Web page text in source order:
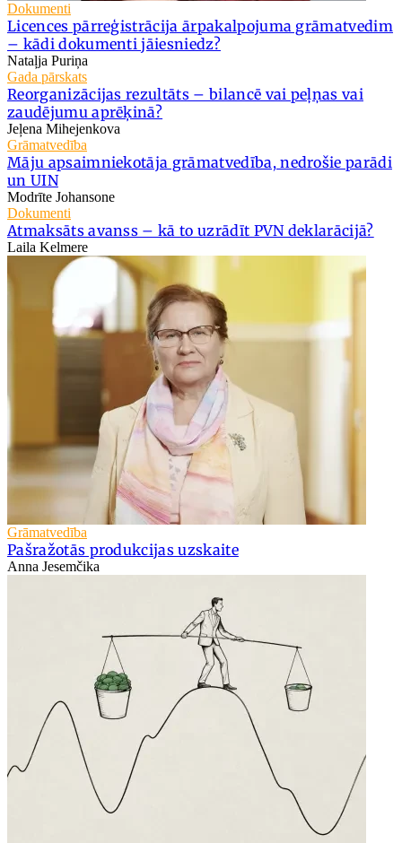
Dokumenti
Licences pārreģistrācija ārpakalpojuma grāmatvedim
– kādi dokumenti jāiesniedz?
Nataļja Puriņa
Gada pārskats
Reorganizācijas rezultāts – bilancē vai peļņas vai
zaudējumu aprēķinā?
Jeļena Mihejenkova
Grāmatvedība
Māju apsaimniekotāja grāmatvedība, nedrošie parādi
un UIN
Modrīte Johansone
Dokumenti
Atmaksāts avanss – kā to uzrādīt PVN deklarācijā?
Laila Kelmere
Grāmatvedība
Pašražotās produkcijas uzskaite
Anna Jesemčika